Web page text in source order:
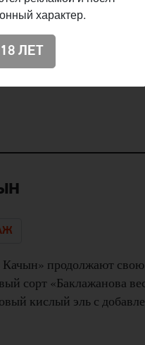
продолжают
сорт «Баклажанова
кислый эль с
характер.
ЛЕТ